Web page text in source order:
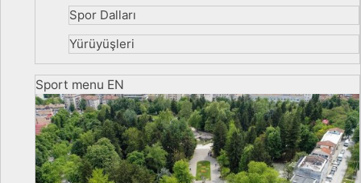
Spor Dalları
Yürüyüşleri
Sport menu EN